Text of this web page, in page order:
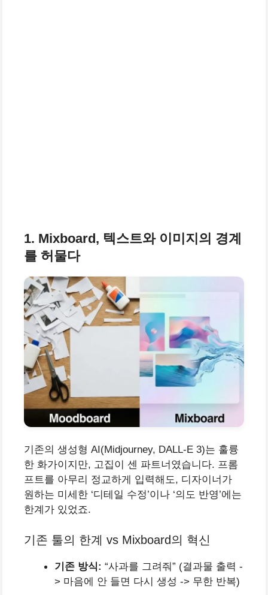
1. Mixboard, 텍스트와 이미지의 경계
를 허물다
기존의 생성형 AI(Midjourney, DALL-E 3)는 훌륭
한 화가이지만, 고집이 센 파트너였습니다. 프롬
프트를 아무리 정교하게 입력해도, 디자이너가
원하는 미세한 ‘디테일 수정’이나 ‘의도 반영’에는
한계가 있었죠.
기존 툴의 한계 vs Mixboard의 혁신
기존 방식: “사과를 그려줘” (결과물 출력 -
> 마음에 안 들면 다시 생성 -> 무한 반복)